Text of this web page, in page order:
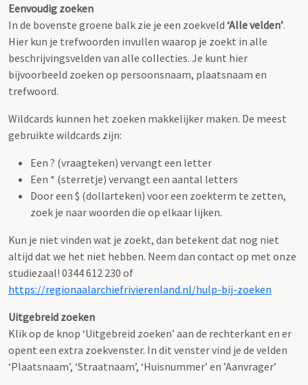
Eenvoudig zoeken
In de bovenste groene balk zie je een zoekveld ‘Alle velden’.
Hier kun je trefwoorden invullen waarop je zoekt in alle
beschrijvingsvelden van alle collecties. Je kunt hier
bijvoorbeeld zoeken op persoonsnaam, plaatsnaam en
trefwoord.
Wildcards kunnen het zoeken makkelijker maken. De meest
gebruikte wildcards zijn:
Een ? (vraagteken) vervangt een letter
Een * (sterretje) vervangt een aantal letters
Door een $ (dollarteken) voor een zoekterm te zetten,
zoek je naar woorden die op elkaar lijken.
Kun je niet vinden wat je zoekt, dan betekent dat nog niet
altijd dat we het niet hebben. Neem dan contact op met onze
studiezaal! 0344 612 230 of
https://regionaalarchiefrivierenland.nl/hulp-bij-zoeken
Uitgebreid zoeken
Klik op de knop ‘Uitgebreid zoeken’ aan de rechterkant en er
opent een extra zoekvenster. In dit venster vind je de velden
‘Plaatsnaam’, ‘Straatnaam’, ‘Huisnummer’ en ’Aanvrager’